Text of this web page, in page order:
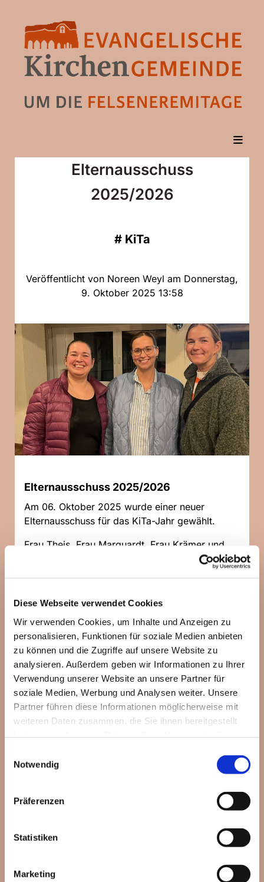
Diese Webseite verwendet Cookies
Wir verwenden Cookies, um Inhalte und Anzeigen zu
personalisieren, Funktionen für soziale Medien anbieten
zu können und die Zugriffe auf unsere Website zu
analysieren. Außerdem geben wir Informationen zu Ihrer
Verwendung unserer Website an unsere Partner für
soziale Medien, Werbung und Analysen weiter. Unsere
Partner führen diese Informationen möglicherweise mit
weiteren Daten zusammen, die Sie ihnen bereitgestellt
Notwendig
Präferenzen
Statistiken
Marketing
Elternausschuss
2025/2026
# KiTa
Veröffentlicht von Noreen Weyl am Donnerstag,
9. Oktober 2025 13:58
Elternausschuss 2025/2026
Am 06. Oktober 2025 wurde einer neuer
Elternausschuss für das KiTa-Jahr gewählt.
Frau Theis, Frau Marquardt, Frau Krämer und
Frau Breckheimer-Haas übernehmen die
auf eine gute Zusammenarbeit!
"Hauptaufgabe des Elternausschusses ist die
Förderung der Zusammenarbeit zwischen KiTa
und Eltern und die repräsentative Vertretung der
Elterninteressen gegenüber dem Träger und der
Leitung, sowie (insbesondere in Fragen der
Bedarfsplanung) auch gegenüber dem örtlichen
Jugendamt." (aus: Landeselternausschuss der
KiTas in RLP (Hg.), Grundlagen der
Elternmitwirkung in rheinland-pfälzischen Kitas",
Dies könnte Sie auch